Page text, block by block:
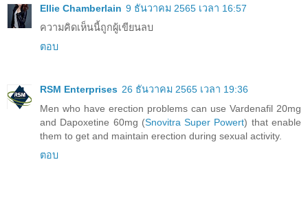
Ellie Chamberlain 9 ธันวาคม 2565 เวลา 16:57
ความคิดเห็นนี้ถูกผู้เขียนลบ
ตอบ
RSM Enterprises 26 ธันวาคม 2565 เวลา 19:36
Men who have erection problems can use Vardenafil 20mg
and Dapoxetine 60mg (Snovitra Super Powert) that enable
them to get and maintain erection during sexual activity.
ตอบ